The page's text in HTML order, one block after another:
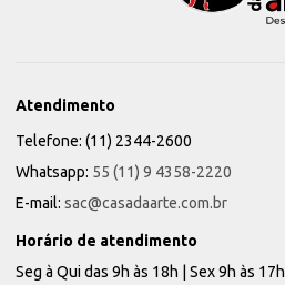
Atendimento
Telefone: (11) 2344-2600
Whatsapp: 55 (11) 9 4358-2220
E-mail: sac@casadaarte.com.br
Horário de atendimento
Seg à Qui das 9h às 18h | Sex 9h às 17h